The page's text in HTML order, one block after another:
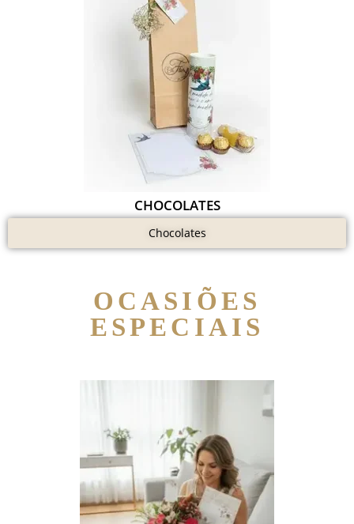
CHOCOLATES
Chocolates
OCASIÕES
ESPECIAIS